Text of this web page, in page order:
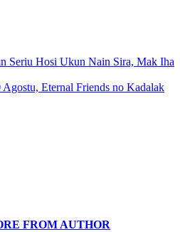
Seriu Hosi Ukun Nain Sira, Mak Iha
Eternal Friends no Kadalak
FROM AUTHOR